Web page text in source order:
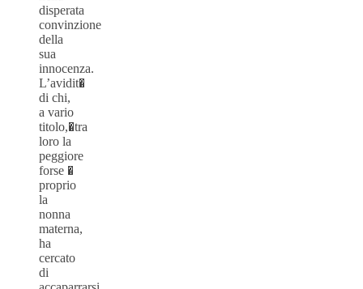
disperata
convinzione
della
sua
innocenza.
L’avidit�
di chi,
a vario
titolo,�tra
loro la
peggiore
forse �
proprio
la
nonna
materna,
ha
cercato
di